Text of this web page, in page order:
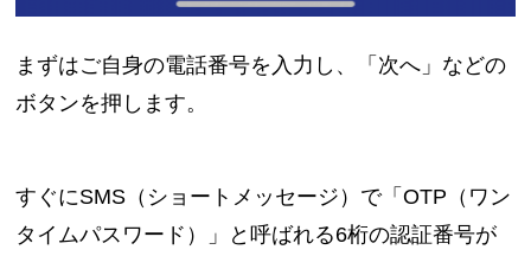
まずはご自身の電話番号を入力し、「次へ」などの
ボタンを押します。
すぐにSMS（ショートメッセージ）で「OTP（ワン
タイムパスワード）」と呼ばれる6桁の認証番号が